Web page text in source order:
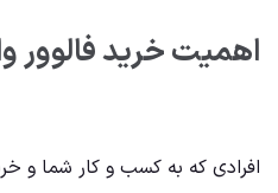
اهمیت خرید فالوور
افرادی که به کسب و کار شما و